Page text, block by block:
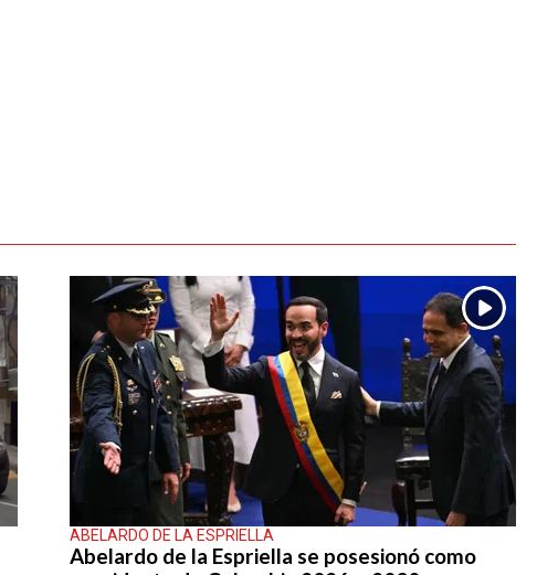
ABELARDO DE LA ESPRIELLA
Abelardo de la Espriella se posesionó como